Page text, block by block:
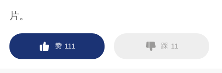
片。
赞 111 踩 11